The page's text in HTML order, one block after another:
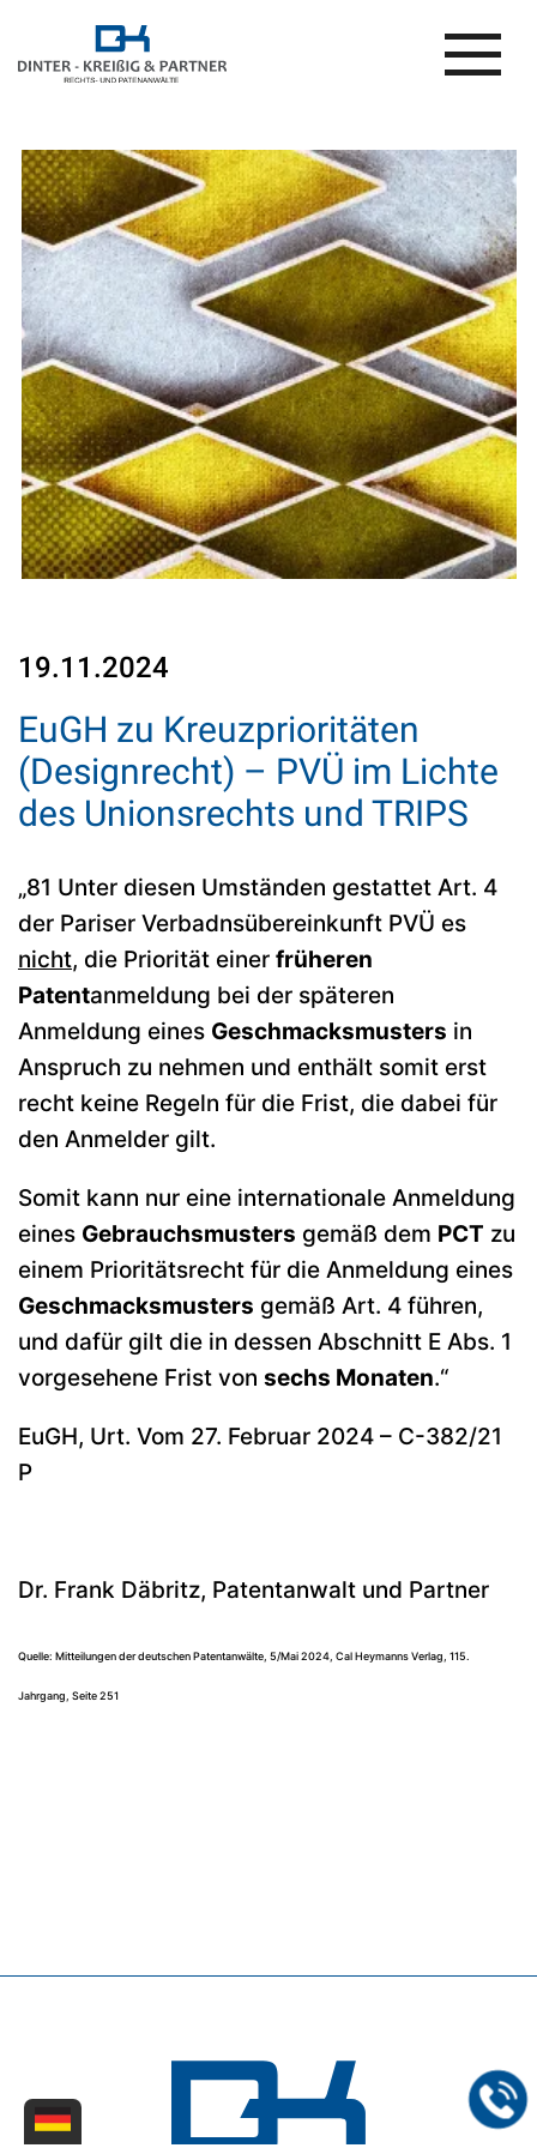
19.11.2024
EuGH zu Kreuzprioritäten
(Designrecht) – PVÜ im Lichte
des Unionsrechts und TRIPS
„81 Unter diesen Umständen gestattet Art. 4
der Pariser Verbadnsübereinkunft PVÜ es
nicht, die Priorität einer früheren
Patentanmeldung bei der späteren
Anmeldung eines Geschmacksmusters in
Anspruch zu nehmen und enthält somit erst
recht keine Regeln für die Frist, die dabei für
den Anmelder gilt.
Somit kann nur eine internationale Anmeldung
eines Gebrauchsmusters gemäß dem PCT zu
einem Prioritätsrecht für die Anmeldung eines
Geschmacksmusters gemäß Art. 4 führen,
und dafür gilt die in dessen Abschnitt E Abs. 1
vorgesehene Frist von sechs Monaten.“
EuGH, Urt. Vom 27. Februar 2024 – C-382/21
P
Dr. Frank Däbritz, Patentanwalt und Partner
Quelle: Mitteilungen der deutschen Patentanwälte, 5/Mai 2024, Cal Heymanns Verlag, 115.
Jahrgang, Seite 251